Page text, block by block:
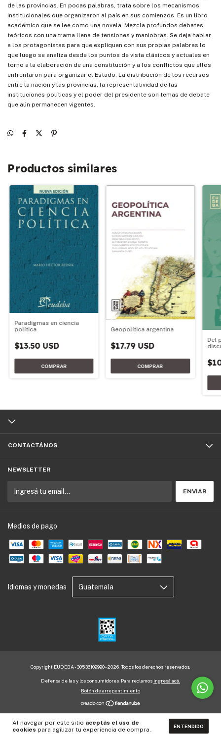
Al navegar por este sitio aceptás el uso de
cookies para agilizar tu experiencia de compra. ENTENDIDO
de las provincias. En pocas palabras, trata sobre los mecanismos
institucionales que organizaron al país en sus comienzos. Es un libro
académico que se lee como una novela. Mezcla profundos debates
teóricos con una trama llena de tensiones y maniobras. Se deja hablar
a los protagonistas para que expliquen con sus propias palabras lo
que luego se analiza desde los puntos de vista clásicos y actuales en
torno a la elaboración de una constitución y a los conflictos que ellos
enfrentaron para organizar el Estado. La distribución de los recursos
entre la nación y las provincias, la representatividad de las
instituciones políticas y el poder del presidente son temas de debate
que aún permanecen vigentes.
Productos similares
Paradigmas en ciencia
política
$13.50 USD
Geopolítica argentina
$17.79 USD
Del
CONTACTÁNOS
NEWSLETTER
Medios de pago
Idiomas y monedas
Copyright EUDEBA - 30536109990 - 2026. Todos los derechos reservados.
Defensa de las y los consumidores. Para reclamos ingresá acá.
Botón de arrepentimiento